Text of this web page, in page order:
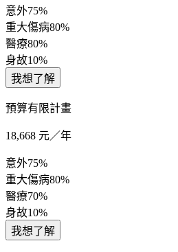
意外75%
重大傷病80%
醫療80%
身故10%
我想了解
預算有限計畫
18,668 元／年
意外75%
重大傷病80%
醫療70%
身故10%
我想了解